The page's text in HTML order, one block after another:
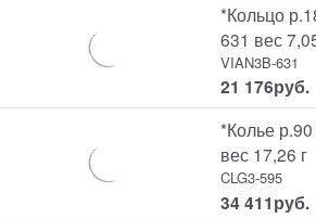
*Кольцо
631 вес
VIAN3B-631
21 176руб.
*Колье
вес 17,26 г
CLG3-595
34 411руб.